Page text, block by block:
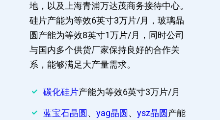
地，以及上海青浦万达茂商务接待中心。
硅片产能为等效6英寸3万片/月，玻璃晶
圆产能为等效8英寸1万片/月，同时公司
与国内多个供货厂家保持良好的合作关
系，能够满足大产量需求。
碳化硅片产能为等效6英寸3万片/月
蓝宝石晶圆 、 yag晶圆 、 ysz晶圆 产能